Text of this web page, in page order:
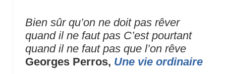
Bien sûr qu’on ne doit pas rêver
quand il ne faut pas C’est pourtant
quand il ne faut pas que l’on rêve
Georges Perros, Une vie ordinaire